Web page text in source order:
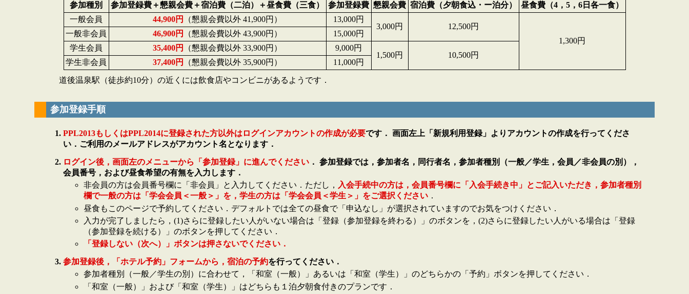
参加種別 参加登録費＋懇親会費＋宿泊費（二泊）＋昼食費（三食） 参加登録費 懇親会費 宿泊費（夕朝食込・ー泊分）
昼食費（4，5，6日各一食）
一般会員
44,900円 （懇親会費以外 41,900円）
13,000円
3,000円
12,500円
1,300円
一般非会員 46,900円 （懇親会費以外 43,900円）
15,000円
学生会員
35,400円 （懇親会費以外 33,900円）
9,000円
1,500円
10,500円
学生非会員
37,400円 （懇親会費以外 35,900円） 11,000円
道後温泉駅（徒歩約10分）の近くには飲食店やコンビニがあるようです．
参加登録手順
PPL2013もしくはPPL2014に登録された方以外はログインアカウントの作成が必要です． 画面左上「新規利用登録」よりアカウントの作成を行ってくださ
い．ご利用のメールアドレスがアカウント名となります．
ログイン後，画面左のメニューから「参加登録」に進んでください ． 参加登録では，参加者名，同行者名，参加者種別（一般／学生，会員／非会員の別），
会員番号，および昼食希望の有無を入力します．
非会員の方は会員番号欄に「非会員」と入力してください．ただし， 入会手続中の方は，会員番号欄に「入会手続き中」とご記入いただき，参加者種別
欄で一般の方は「学会会員＜一般＞」を，学生の方は「学会会員＜学生＞」をご選択ください ．
昼食もこのページで予約してください．デフォルトでは全ての昼食で「申込なし」が選択されていますのでお気をつけください．
入力が完了しましたら，(1)さらに登録したい人がいない場合は「登録（参加登録を終わる）」のボタンを，(2)さらに登録したい人がいる場合は「登録
（参加登録を続ける）」のボタンを押してください．
「登録しない（次へ）」ボタンは押さないでください．
参加登録後，「ホテル予約」フォームから，宿泊の予約を行ってください．
参加者種別（一般／学生の別）に合わせて，「和室（一般）」あるいは「和室（学生）」のどちらかの「予約」ボタンを押してください．
「和室（一般）」および「和室（学生）」はどちらも１泊夕朝食付きのプランです．